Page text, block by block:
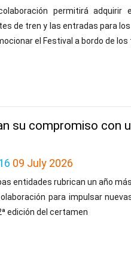
permitirá adquirir
de tren y las entradas para
el Festival a bordo de
su compromiso con
09 July 2026
entidades rubrican un año
para impulsar
edición del certamen